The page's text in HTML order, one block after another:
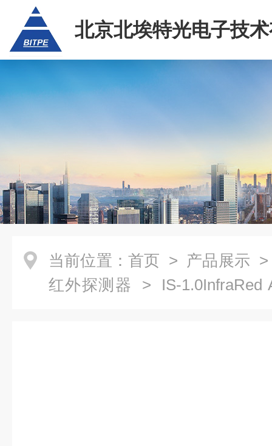
北京北埃特光电子技
任公司
当前位置： 首页 > 产品展示
红外探测器 > IS-1.0InfraRed